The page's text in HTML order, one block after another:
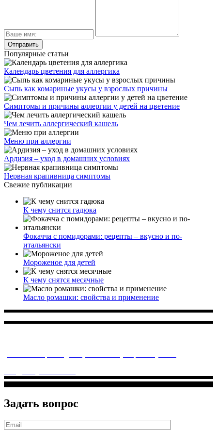
Популярные статьи
Календарь цветения для аллергика
Сыпь как комариные укусы у взрослых причины
Симптомы и причины аллергии у детей на цветение
Чем лечить аллергический кашель
Меню при аллергии
Ардизия – уход в домашних условиях
Нервная крапивница симптомы
Свежие публикации
К чему снится гадюка
Фокачча с помидорами: рецепты – вкусно и по-
итальянски
Мороженое для детей
К чему снятся месячные
Масло ромашки: свойства и применение
Задать вопрос